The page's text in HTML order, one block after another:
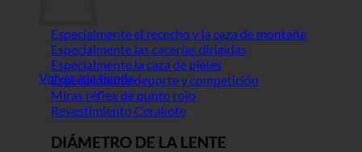
Volver a la tienda
Especialmente el rececho y la caza de montaña
Especialmente las cacerías dirigidas
Especialmente la caza de pieles
Especialmente deporte y competición
Miras réflex de punto rojo
Revestimiento Cerakote
DIÁMETRO DE LA LENTE